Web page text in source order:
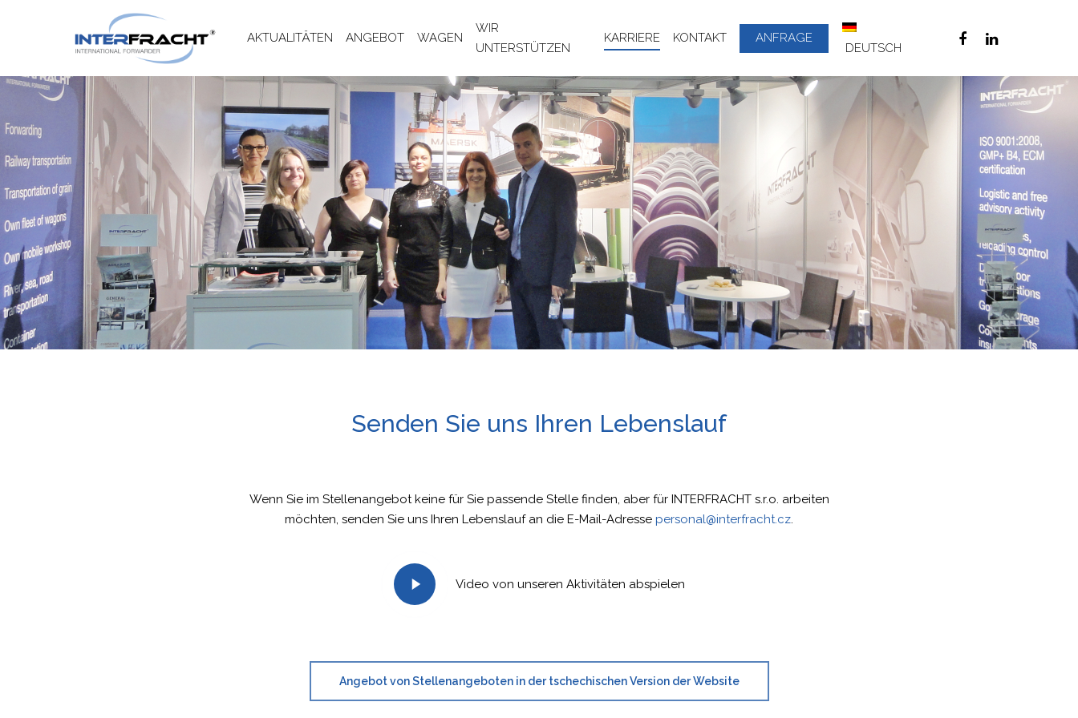
AKTUALITÄTEN ANGEBOT WAGEN
WIR
UNTERSTÜTZEN
KARRIERE KONTAKT ANFRAGE
DEUTSCH
Senden Sie uns Ihren Lebenslauf
Wenn Sie im Stellenangebot keine für Sie passende Stelle finden, aber für INTERFRACHT s.r.o. arbeiten
möchten, senden Sie uns Ihren Lebenslauf an die E-Mail-Adresse personal@interfracht.cz.
Video von unseren Aktivitäten abspielen
Angebot von Stellenangeboten in der tschechischen Version der Website